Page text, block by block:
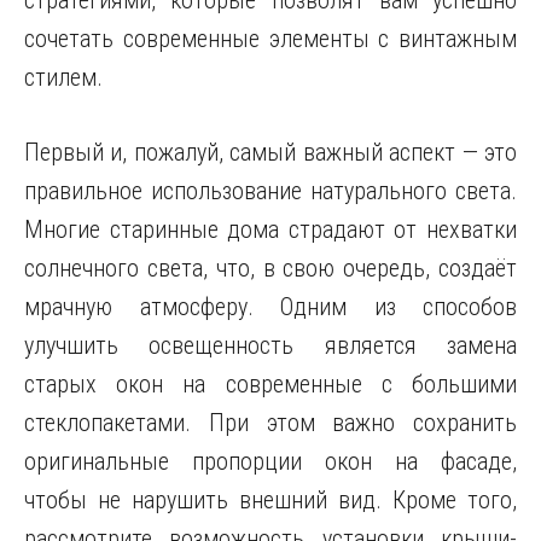
сочетать современные элементы с винтажным
стилем.
Первый и, пожалуй, самый важный аспект — это
правильное использование натурального света.
Многие старинные дома страдают от нехватки
солнечного света, что, в свою очередь, создаёт
мрачную атмосферу. Одним из способов
улучшить освещенность является замена
старых окон на современные с большими
стеклопакетами. При этом важно сохранить
оригинальные пропорции окон на фасаде,
чтобы не нарушить внешний вид. Кроме того,